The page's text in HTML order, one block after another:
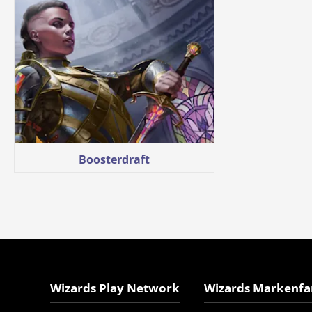
Boosterdraft
Wizards Play Network Wizards